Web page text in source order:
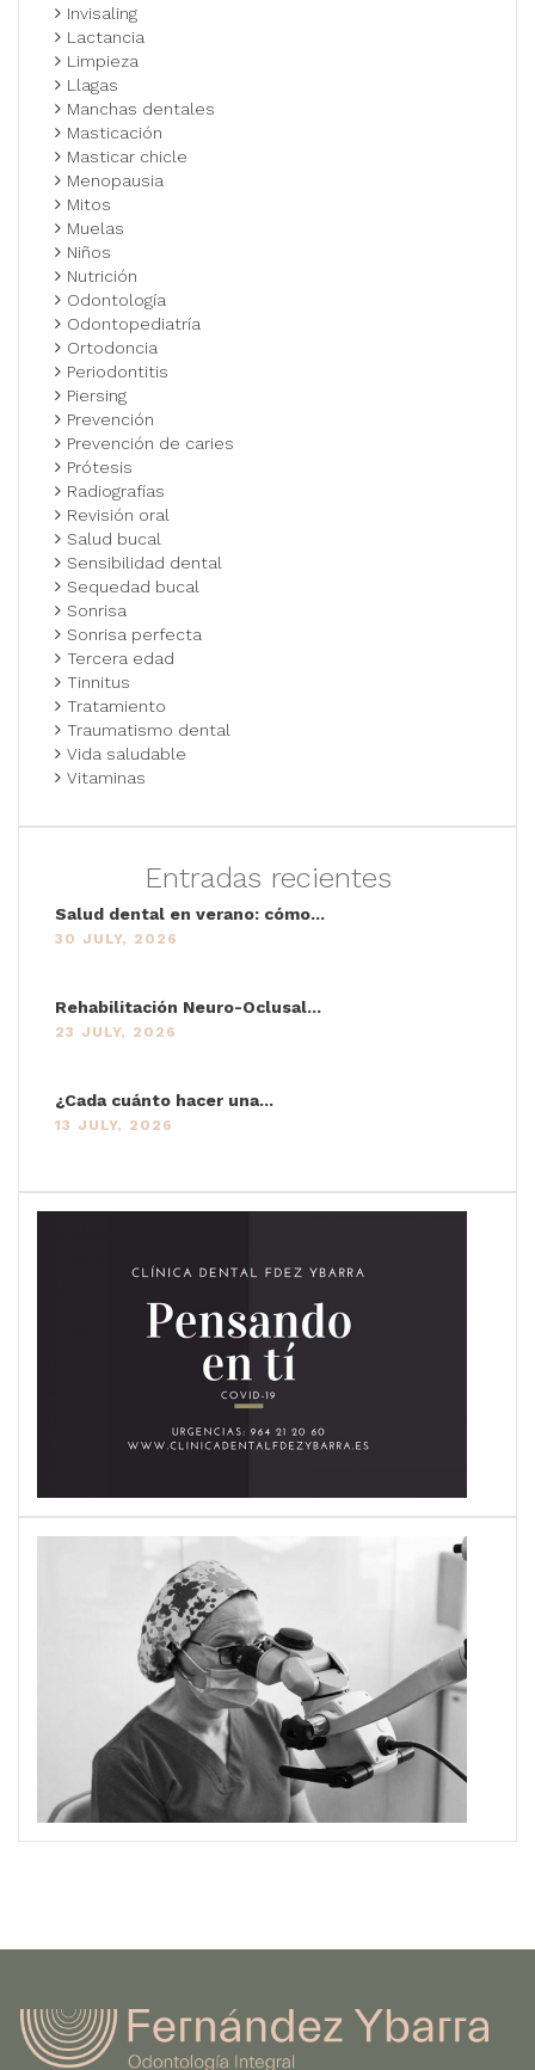
Invisaling
Lactancia
Limpieza
Llagas
Manchas dentales
Masticación
Masticar chicle
Menopausia
Mitos
Muelas
Niños
Nutrición
Odontología
Odontopediatría
Ortodoncia
Periodontitis
Piersing
Prevención
Prevención de caries
Prótesis
Radiografías
Revisión oral
Salud bucal
Sensibilidad dental
Sequedad bucal
Sonrisa
Sonrisa perfecta
Tercera edad
Tinnitus
Tratamiento
Traumatismo dental
Vida saludable
Vitaminas
Entradas recientes
Salud dental en verano: cómo...
30 JULY, 2026
Rehabilitación Neuro-Oclusal...
23 JULY, 2026
¿Cada cuánto hacer una...
13 JULY, 2026